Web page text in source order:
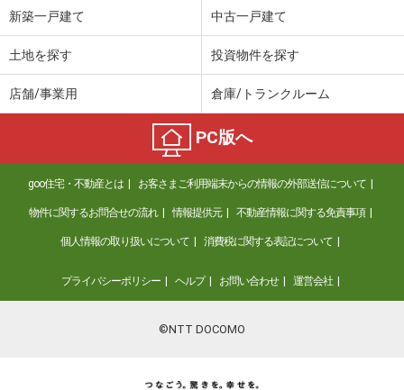
新築一戸建て 中古一戸建て
土地を探す 投資物件を探す
店舗/事業用 倉庫/トランクルーム
PC版へ
goo住宅・不動産とは お客さまご利用端末からの情報の外部送信について
物件に関するお問合せの流れ 情報提供元 不動産情報に関する免責事項
個人情報の取り扱いについて 消費税に関する表記について
プライバシーポリシー ヘルプ お問い合わせ 運営会社
©NTT DOCOMO